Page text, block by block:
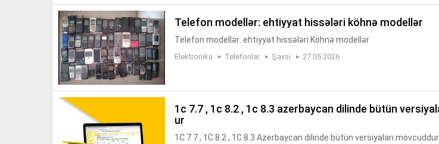
telefon modellər: ehtiyyat hissələri köhnə modellər
Telefon modellər: ehtiyyat hissələri Köhnə modellər
Elektronika Telefonlar Şəxsi 27.05.2026
1c 7.7 , 1c 8.2 , 1c 8.3 azerbaycan dilinde bütün versiyaları mövcudd
ur
1C 7.7 , 1C 8.2 , 1C 8.3 Azerbaycan dilinde bütün versiyaları